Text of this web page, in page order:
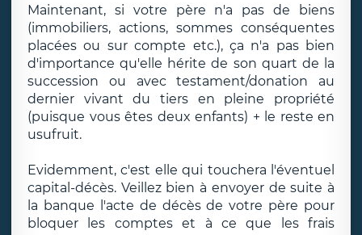
Maintenant, si votre père n'a pas de biens
(immobiliers, actions, sommes conséquentes
placées ou sur compte etc.), ça n'a pas bien
d'importance qu'elle hérite de son quart de la
succession ou avec testament/donation au
dernier vivant du tiers en pleine propriété
(puisque vous êtes deux enfants) + le reste en
usufruit.
Evidemment, c'est elle qui touchera l'éventuel
capital-décès. Veillez bien à envoyer de suite à
la banque l'acte de décès de votre père pour
bloquer les comptes et à ce que les frais